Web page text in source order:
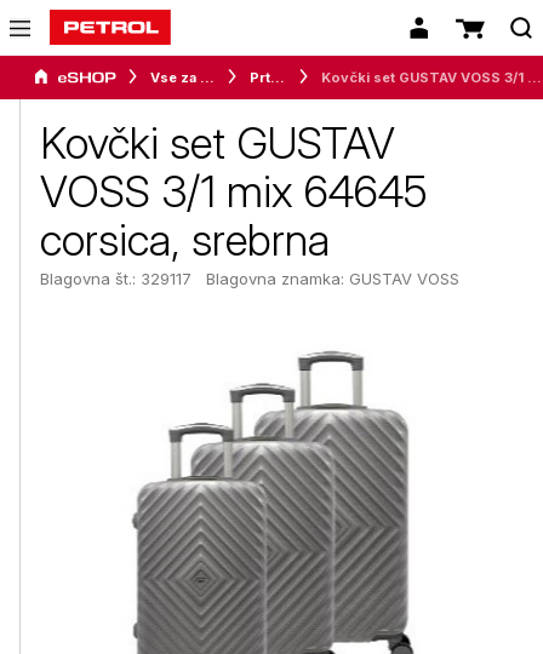
Vse za dom Prtljaga
Kovčki set GUSTAV
VOSS 3/1 mix 64645
corsica, srebrna
Blagovna št.: 329117 Blagovna znamka: GUSTAV VOSS